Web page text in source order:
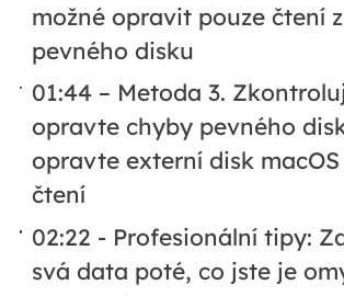
možné opravit pouze čtení
pevného disku
01:44 – Metoda 3.
opravte chyby pevného
opravte externí disk
čtení
02:22 - Profesionální tipy:
svá data poté, co jste je